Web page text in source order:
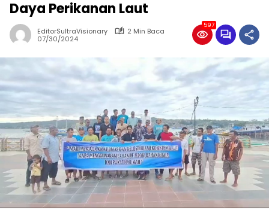
Daya Perikanan Laut
EditorSultraVisionary
2 Min Baca
07/30/2024
597